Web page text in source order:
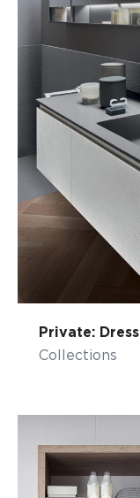
Private: Dress
Collections